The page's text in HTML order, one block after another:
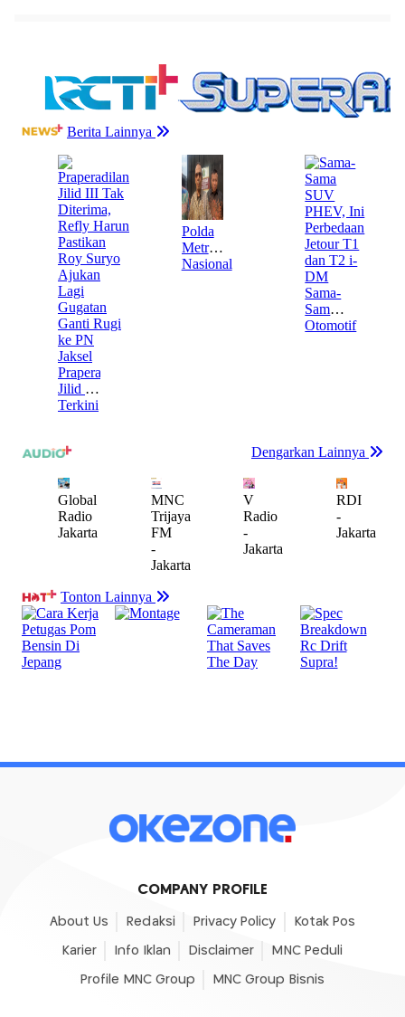
COMPANY PROFILE
About Us Redaksi Privacy Policy Kotak Pos
Karier Info Iklan Disclaimer MNC Peduli
Profile MNC Group MNC Group Bisnis